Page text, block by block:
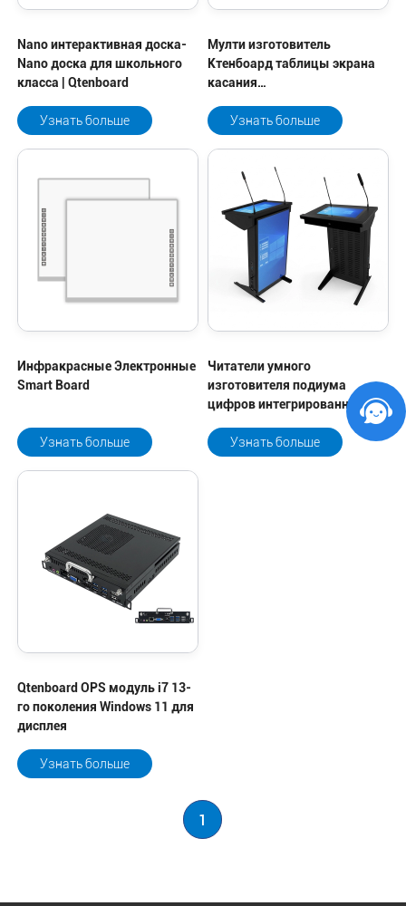
Nano интерактивная доска-
Nano доска для школьного
класса | Qtenboard
Узнать больше
Мулти изготовитель
Ктенбоард таблицы экрана
касания
Узнать больше
Инфракрасные Электронные
Smart Board
Узнать больше
Читатели умного
изготовителя подиума
цифров интегрированные
Узнать больше
Qtenboard OPS модуль i7 13-
го поколения Windows 11 для
дисплея
Узнать больше
1